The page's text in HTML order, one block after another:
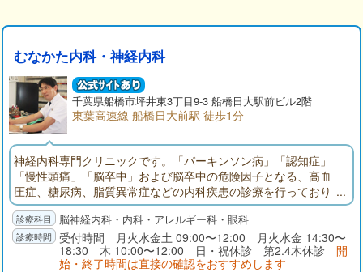
むなかた内科・神経内科
千葉県船橋市坪井東3丁目9-3 船橋日大駅前ビル2階
東葉高速線 船橋日大前駅 徒歩1分
神経内科専門クリニックです。「パーキンソン病」「認知症」
「慢性頭痛」「脳卒中」および脳卒中の危険因子となる、高血
圧症、糖尿病、脂質異常症などの内科疾患の診療を行っており
ます。ふるえ、歩行障害、物忘れなどの症状のある方はご相談
ください。東葉高速鉄道「船橋日大前」東口駅前（くすりの福
太郎２階）。頭部CT完備。神経内科専門医、指導医。頭痛専門
医、指導医。内科学会認定内科医。眼科学会専門医。
脳神経内科・内科・アレルギー科・眼科
受付時間 月火水金土 09:00〜12:00 月火水金 14:30〜
18:30 木 10:00〜12:00 日・祝休診 第2.4木休診 開
始・終了時間は直接の確認をおすすめします